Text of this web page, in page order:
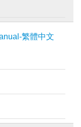
繁體中文